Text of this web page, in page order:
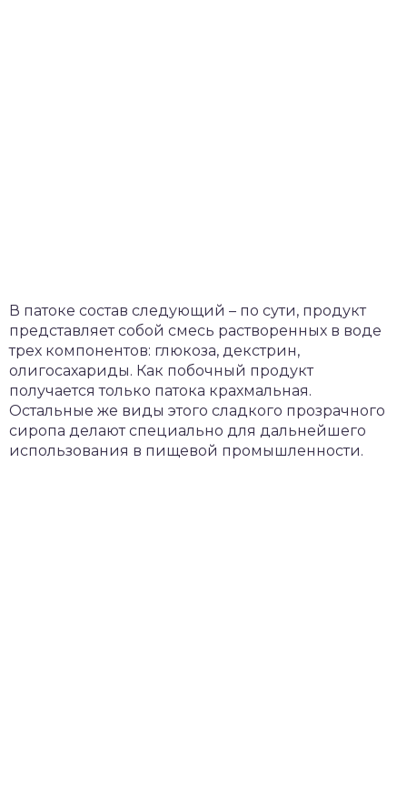
В патоке состав следующий – по сути, продукт
представляет собой смесь растворенных в воде
трех компонентов: глюкоза, декстрин,
олигосахариды. Как побочный продукт
получается только патока крахмальная.
Остальные же виды этого сладкого прозрачного
сиропа делают специально для дальнейшего
использования в пищевой промышленности.